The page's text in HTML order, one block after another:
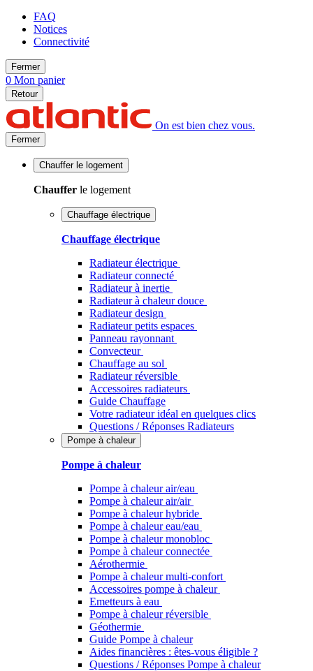
FAQ
Notices
Connectivité
Fermer
0 Mon panier
Retour
On est bien chez vous.
Fermer
Chauffer le logement
Chauffer le logement
Chauffage électrique
Chauffage électrique
Radiateur électrique
Radiateur connecté
Radiateur à inertie
Radiateur à chaleur douce
Radiateur design
Radiateur petits espaces
Panneau rayonnant
Convecteur
Chauffage au sol
Radiateur réversible
Accessoires radiateurs
Guide Chauffage
Votre radiateur idéal en quelques clics
Questions / Réponses Radiateurs
Pompe à chaleur
Pompe à chaleur
Pompe à chaleur air/eau
Pompe à chaleur air/air
Pompe à chaleur hybride
Pompe à chaleur​ eau/eau
Pompe à chaleur monobloc
Pompe à chaleur connectée
Aérothermie
Pompe à chaleur multi-confort
Accessoires pompe à chaleur
Emetteurs à eau
Pompe à chaleur réversible
Géothermie
Guide Pompe à chaleur
Aides financières : êtes-vous éligible ?
Questions / Réponses Pompe à chaleur